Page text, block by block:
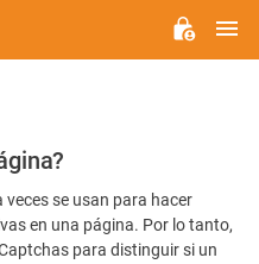
se usan para hacer
en una página. Por lo tanto,
para distinguir si un